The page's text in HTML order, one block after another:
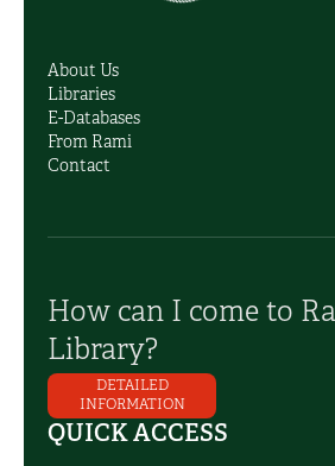
About Us
Libraries
E-Databases
From Rami
Contact
How can I come to
Library?
DETAILED
INFORMATION
QUICK ACCESS